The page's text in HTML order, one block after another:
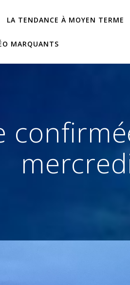
LA TENDANCE À MOYEN TERME
MARQUANTS